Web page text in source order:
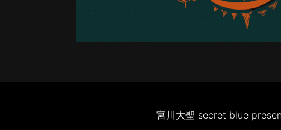
宮川大聖 secret blue